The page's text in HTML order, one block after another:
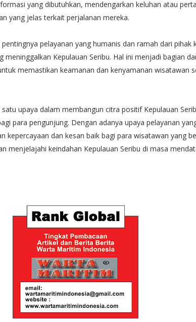
yang dibutuhkan, mendengarkan keluhan atau
yang jelas terkait perjalanan mereka.
pelayanan yang humanis dan ramah dari pihak
Kepulauan Seribu. Hal ini menjadi bagian
memastikan keamanan dan kenyamanan wisatawan
upaya dalam membangun citra positif Kepulauan
para pengunjung. Dengan adanya upaya pelayanan
kepercayaan dan kesan baik bagi para wisatawan yang
menjelajahi keindahan Kepulauan Seribu di masa